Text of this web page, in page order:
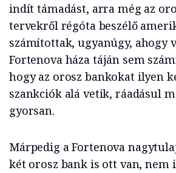
indít támadást, arra még az
tervekről régóta beszélő
számítottak, ugyanúgy, ahogy
Fortenova háza táján sem
hogy az orosz bankokat ilyen
szankciók alá vetik, ráadásul
gyorsan.
Márpedig a Fortenova
két orosz bank is ott van, nem